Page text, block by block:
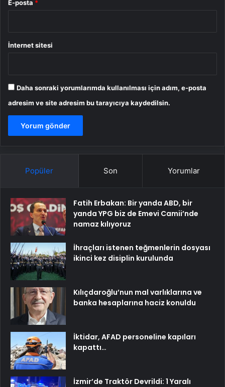
E-posta *
İnternet sitesi
Daha sonraki yorumlarımda kullanılması için adım, e-posta
adresim ve site adresim bu tarayıcıya kaydedilsin.
Popüler Son Yorumlar
Fatih Erbakan: Bir yanda ABD, bir
yanda YPG biz de Emevi Camii’nde
namaz kılıyoruz
İhraçları istenen teğmenlerin dosyası
ikinci kez disiplin kurulunda
Kılıçdaroğlu’nun mal varlıklarına ve
banka hesaplarına haciz konuldu
İktidar, AFAD personeline kapıları
kapattı…
İzmir’de Traktör Devrildi: 1 Yaralı